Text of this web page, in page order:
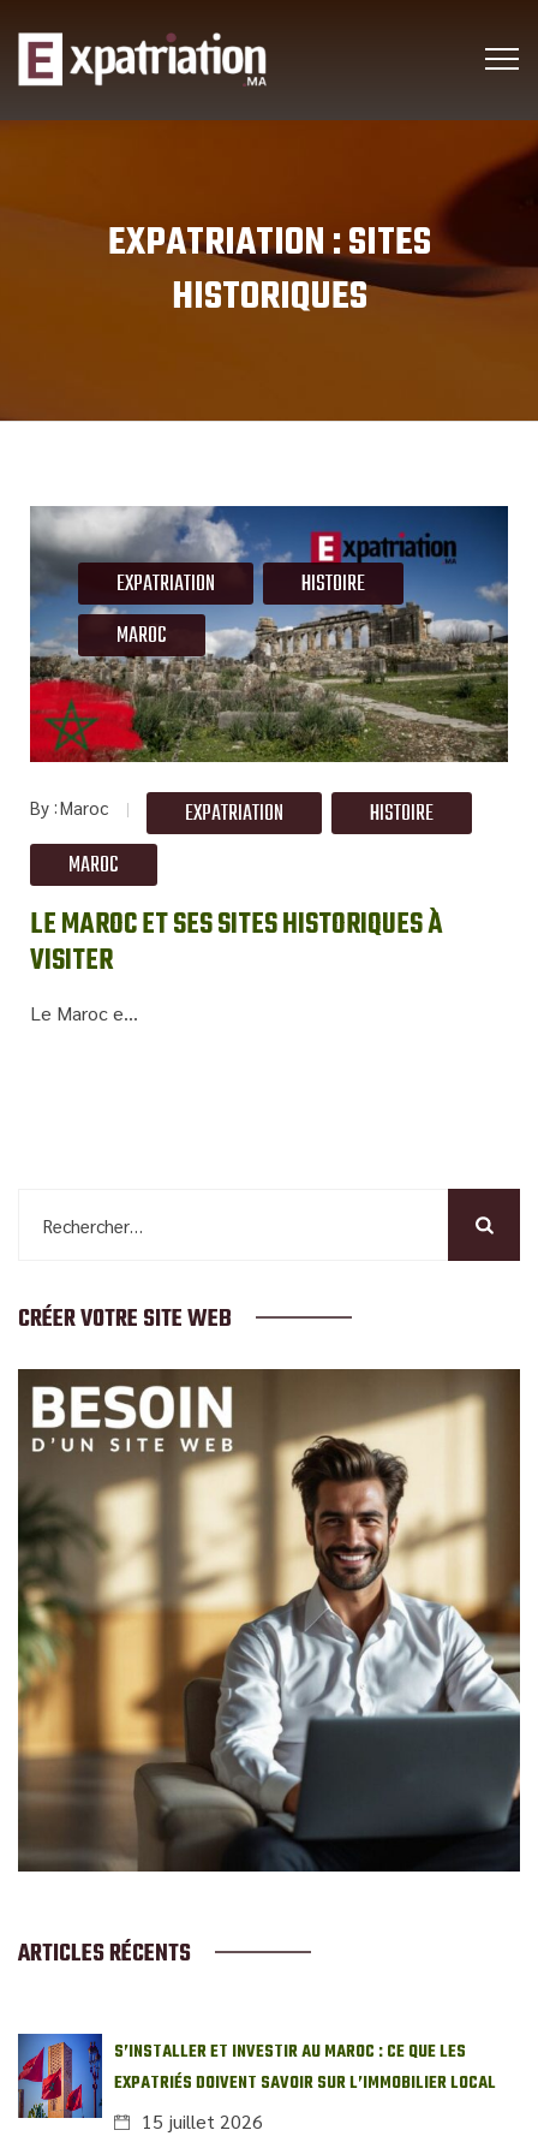
EXPATRIATION :SITES
HISTORIQUES
EXPATRIATION
HISTOIRE
MAROC
By Maroc EXPATRIATION
HISTOIRE
MAROC
LE MAROC ET SES SITES HISTORIQUES À
VISITER
Le Maroc e...
CRÉER VOTRE SITE WEB
ARTICLES RÉCENTS
S’INSTALLER ET INVESTIR AU MAROC : CE QUE LES
EXPATRIÉS DOIVENT SAVOIR SUR L’IMMOBILIER LOCAL
15 juillet 2026